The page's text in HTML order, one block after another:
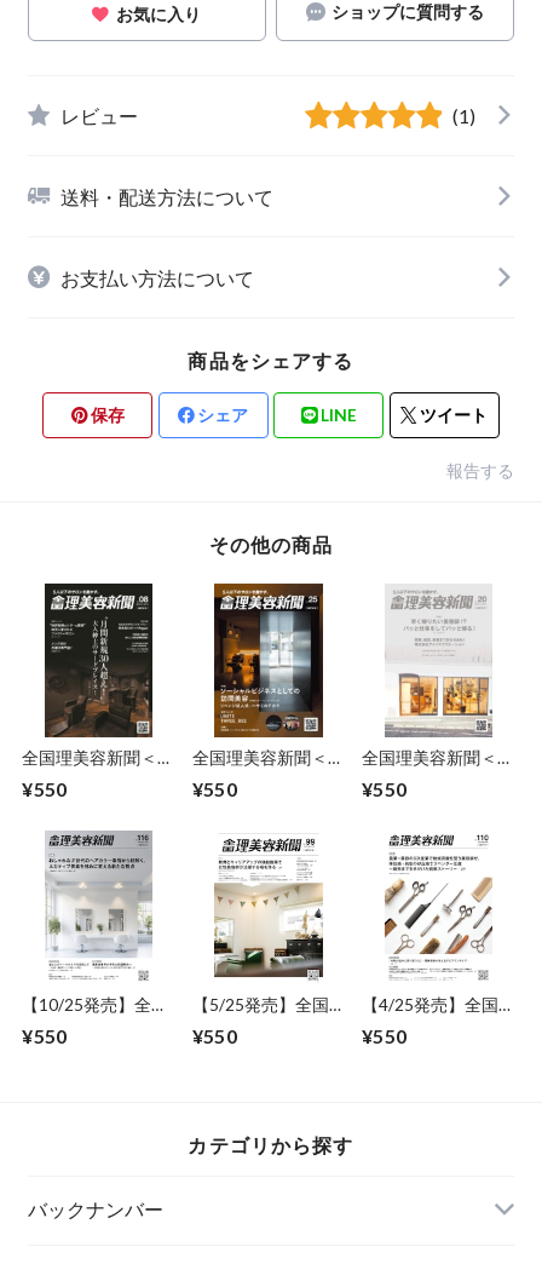
お気に入り ショップに質問する
レビュー (1)
送料・配送方法について
お支払い方法について
商品をシェアする
保存 シェア LINE ツイート
報告する
その他の商品
全国理美容新聞＜第
号）
¥550
全国理美容新聞＜第
号）
¥550
全国理美容新聞＜第
月号）
¥550
【10/25発売】全国
号＞（2025年11月
¥550
【5/25発売】全国
号＞（2024年6月
¥550
【4/25発売】全国
号＞（2025年5月
¥550
カテゴリから探す
バックナンバー